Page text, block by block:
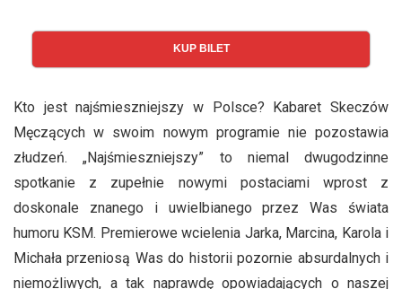
KUP BILET
Kto jest najśmieszniejszy w Polsce? Kabaret Skeczów
Męczących w swoim nowym programie nie pozostawia
złudzeń. „Najśmieszniejszy” to niemal dwugodzinne
spotkanie z zupełnie nowymi postaciami wprost z
doskonale znanego i uwielbianego przez Was świata
humoru KSM. Premierowe wcielenia Jarka, Marcina, Karola i
Michała przeniosą Was do historii pozornie absurdalnych i
niemożliwych, a tak naprawdę opowiadających o naszej